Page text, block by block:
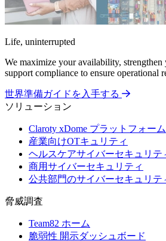
Life, uninterrupted
We maximize your availability,
support compliance to ensure operational
世界準備ガイドを入手する
ソリューション
Claroty xDome プラットフォーム
産業向けOTキュリティ
ヘルスケアサイバーセキュリテ
商用サイバーセキュリティ
公共部門のサイバーセキュリテ
脅威調査
Team82 ホーム
脆弱性 開示ダッシュボード